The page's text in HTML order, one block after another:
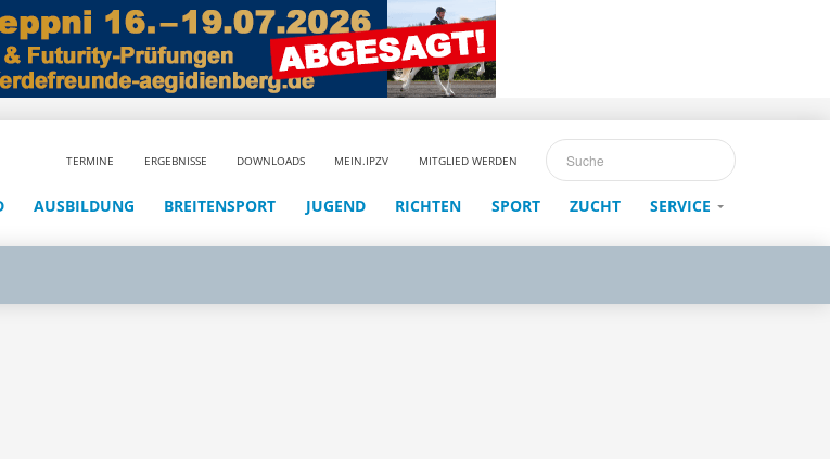
TERMINE ERGEBNISSE DOWNLOADS MEIN.IPZV MITGLIED WERDEN
AUSBILDUNG BREITENSPORT JUGEND RICHTEN SPORT ZUCHT SERVICE